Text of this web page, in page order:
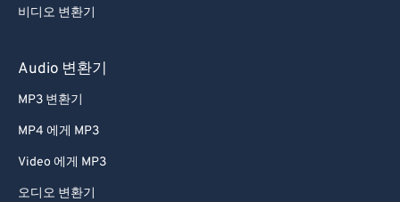
비디오 변환기
Audio 변환기
MP3 변환기
MP4 에게 MP3
Video 에게 MP3
오디오 변환기